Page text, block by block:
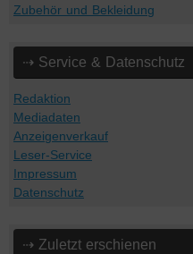
Zubehör und Bekleidung
⇢ Service & Datenschutz
Redaktion
Mediadaten
Anzeigenverkauf
Leser-Service
Impressum
Datenschutz
⇢ Zuletzt erschienen